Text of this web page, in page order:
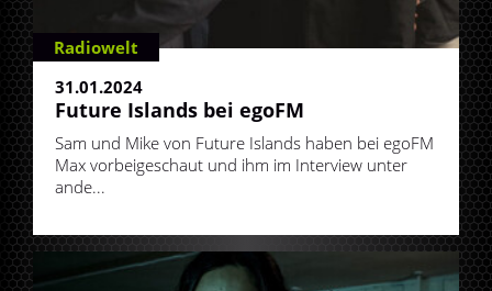
Radiowelt
31.01.2024
Future Islands bei egoFM
Sam und Mike von Future Islands haben bei egoFM
Max vorbeigeschaut und ihm im Interview unter
ande...